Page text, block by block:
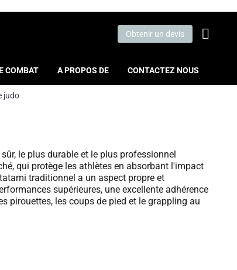
Obtenir un devis
COMBAT A PROPOS DE CONTACTEZ NOUS
judo
le plus durable et le plus professionnel
qui protège les athlètes en absorbant l'impact
traditionnel a un aspect propre et
supérieures, une excellente adhérence
pirouettes, les coups de pied et le grappling au